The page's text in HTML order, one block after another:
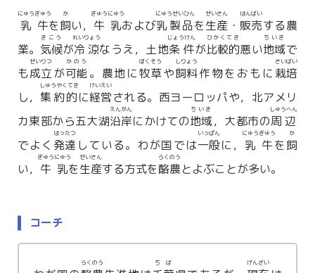
乳牛
にゅうぎゅう
を飼
か
い， 牛乳
ぎゅうにゅう
および乳製品
にゅうせいひん
を生産
せいさん
・ 販売
はんばい
する農
業。 気候
きこう
が冷涼
れいりょう
なうえ，土地条件
じょうけん
が比較的
ひかくてき
悪い地域
ちいき
で
も成立
せいりつ
が可能
かのう
。農地に牧草
ぼくそう
や飼料
しりょう
作物をおもに栽培
さいばい
し， 集約的
しゅうやくてき
に経営
けいえい
される。西ヨーロッパや，北アメリ
カ東部から五大湖沿岸
えんがん
にかけての地域
ちいき
，大都市の周辺
しゅうへん
でよく 発達
はったつ
している。わが国では一般
いっぱん
に， 乳牛
にゅうぎゅう
を 飼
か
い， 牛乳
ぎゅうにゅう
を生産
せいさん
する方式を酪農
らくのう
とよぶことが多い。
コーチ
らくのう ちば げんざい